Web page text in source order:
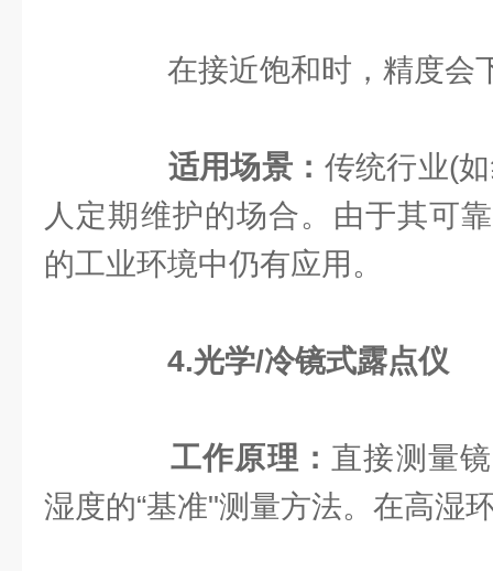
在接近饱和时，精度会
适用场景： 传统行业(
人定期维护的场合。由于其可
的工业环境中仍有应用。
4.光学/冷镜式露点仪
工作原理： 直接测量
湿度的“基准"测量方法。在高湿